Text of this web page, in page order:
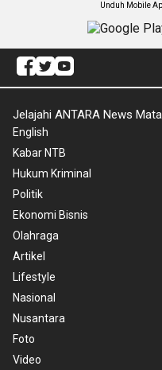
Unduh Mobile
Jelajahi ANTARA News
English
Kabar NTB
Hukum Kriminal
Politik
Ekonomi Bisnis
Olahraga
Artikel
Lifestyle
Nasional
Nusantara
Foto
Video